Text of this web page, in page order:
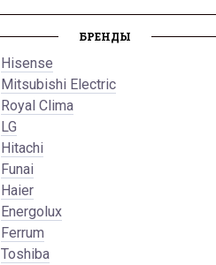
БРЕНДЫ
Hisense
Mitsubishi Electric
Royal Clima
LG
Hitachi
Funai
Haier
Energolux
Ferrum
Toshiba